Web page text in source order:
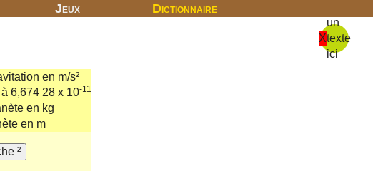
Jeux Dictionnaire
X
un
texte
ici
en m/s²
6,674 28 x 10-11
en kg
en m